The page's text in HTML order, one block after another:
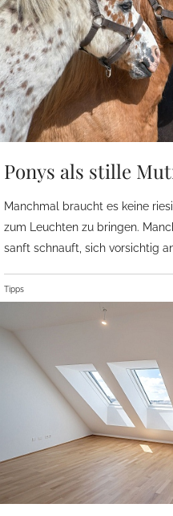
Ponys als stille
Manchmal braucht es keine
zum Leuchten zu bringen.
sanft schnauft, sich vorsichtig
Tipps